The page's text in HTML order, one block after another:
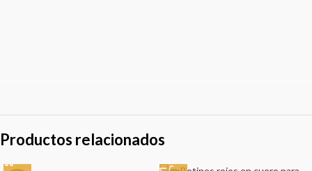
Productos relacionados